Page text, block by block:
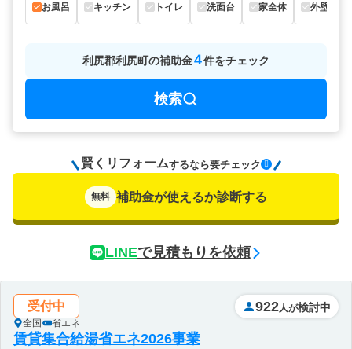
お風呂 キッチン トイレ 洗面台 家全体 外壁
利尻郡利尻町の補助金4件をチェック
検索
賢くリフォームするなら要チェック
無料 補助金が使えるか診断する
LINEで見積もりを依頼
受付中
全国 省エネ
922 人が検討中
賃貸集合給湯省エネ2026事業